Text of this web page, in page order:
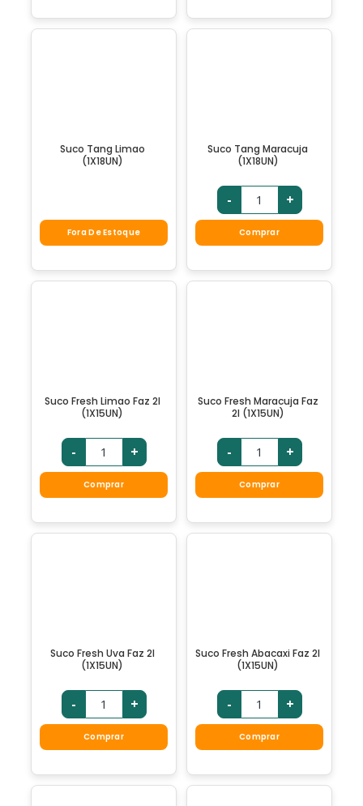
Suco Tang Limao
(1X18UN)
Fora De Estoque
Suco Tang Maracuja
(1X18UN)
- +
Comprar
Suco Fresh Limao Faz 2l
(1X15UN)
- +
Comprar
Suco Fresh Maracuja Faz
2l (1X15UN)
- +
Comprar
Suco Fresh Uva Faz 2l
(1X15UN)
- +
Comprar
Suco Fresh Abacaxi Faz 2l
(1X15UN)
- +
Comprar